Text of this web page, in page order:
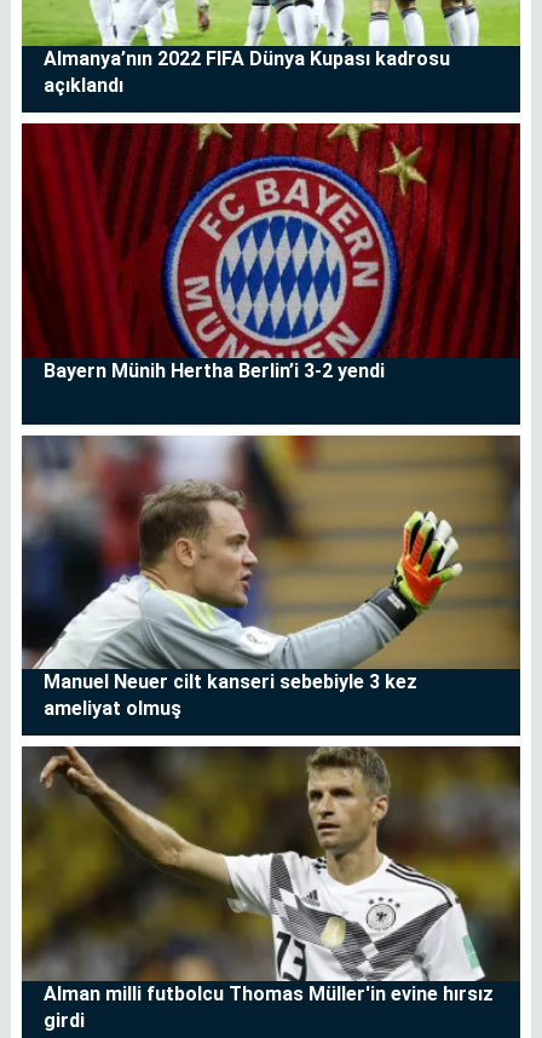
Almanya’nın 2022 FIFA Dünya Kupası kadrosu
açıklandı
Bayern Münih Hertha Berlin’i 3-2 yendi
Manuel Neuer cilt kanseri sebebiyle 3 kez
ameliyat olmuş
Alman milli futbolcu Thomas Müller'in evine hırsız
girdi